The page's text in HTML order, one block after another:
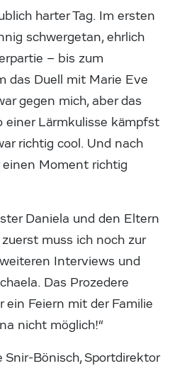
harter Tag. Im ersten
schwergetan, ehrlich
– bis zum
das Duell mit Marie Eve
gegen mich, aber das
einer Lärmkulisse kämpfst
richtig cool. Und nach
Moment richtig
Daniela und den Eltern
muss ich noch zur
Interviews und
Das Prozedere
ein Feiern mit der Familie
nicht möglich!“
Snir-Bönisch, Sportdirektor